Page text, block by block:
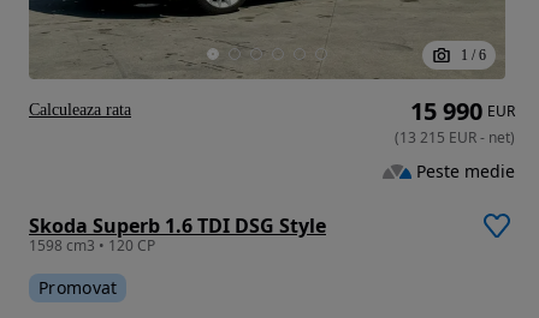
1 / 6
Skoda Superb 1.6 TDI DSG Style
1598 cm3 • 120 CP
Promovat
15 990 EUR
(13 215 EUR- net)
Peste medie
Calculeaza rata